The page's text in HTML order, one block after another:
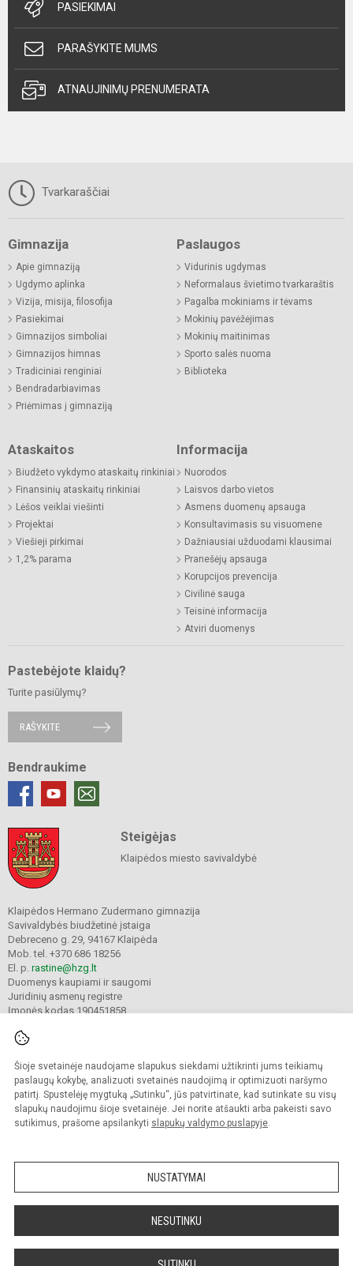
Šioje svetainėje naudojame slapukus siekdami užtikrinti jums teikiamų
paslaugų kokybę, analizuoti svetainės naudojimą ir optimizuoti naršymo
patirtį. Spustelėję mygtuką „Sutinku“, jūs patvirtinate, kad sutinkate su visų
slapukų naudojimu šioje svetainėje. Jei norite atšaukti arba pakeisti savo
sutikimus, prašome apsilankyti slapukų valdymo puslapyje.
NUSTATYMAI
NESUTINKU
PASIEKIMAI
PARAŠYKITE MUMS
ATNAUJINIMŲ PRENUMERATA
Tvarkaraščiai
Gimnazija
Apie gimnaziją
Ugdymo aplinka
Vizija, misija, filosofija
Pasiekimai
Gimnazijos simboliai
Gimnazijos himnas
Tradiciniai renginiai
Bendradarbiavimas
Priėmimas į gimnaziją
Paslaugos
Vidurinis ugdymas
Neformalaus švietimo tvarkaraštis
Pagalba mokiniams ir tėvams
Mokinių pavėžėjimas
Mokinių maitinimas
Sporto salės nuoma
Biblioteka
Ataskaitos
Biudžeto vykdymo ataskaitų rinkiniai
Finansinių ataskaitų rinkiniai
Lėšos veiklai viešinti
Projektai
Viešieji pirkimai
1,2% parama
Informacija
Nuorodos
Laisvos darbo vietos
Asmens duomenų apsauga
Konsultavimasis su visuomene
Dažniausiai užduodami klausimai
Pranešėjų apsauga
Korupcijos prevencija
Civilinė sauga
Teisinė informacija
Atviri duomenys
Pastebėjote klaidų?
Turite pasiūlymų?
RAŠYKITE
Bendraukime
Steigėjas
Klaipėdos miesto savivaldybė
Klaipėdos Hermano Zudermano gimnazija
Savivaldybės biudžetinė įstaiga
Debreceno g. 29, 94167 Klaipėda
Mob. tel. +370 686 18256
El. p. rastine@hzg.lt
Duomenys kaupiami ir saugomi
Juridinių asmenų registre
Įmonės kodas 190451858
© 2022. Klaipėdos Hermano Zudermano gimnazija. Visos teisės saugomos.
Kopijuoti turinį be raštiško gimnazijos sutikimo griežtai draudžiama.
Prieinamumo paraiška Slapukų valdymas
Sumanus būdas atnaujinti